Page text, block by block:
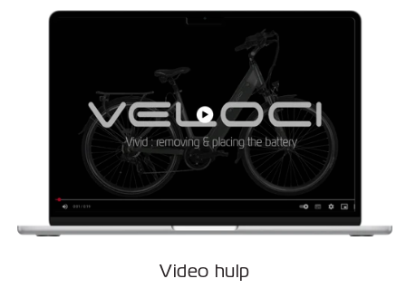
Video hulp